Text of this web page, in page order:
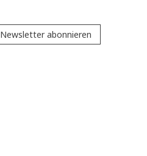
Newsletter abonnieren